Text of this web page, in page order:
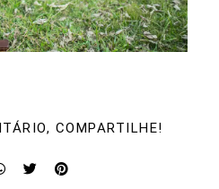
COMPARTILHE!